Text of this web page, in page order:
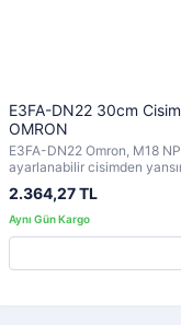
E3FA-DN22 30cm
OMRON
E3FA-DN22 Omron, M18
ayarlanabilir cisimden
2.364,27 TL